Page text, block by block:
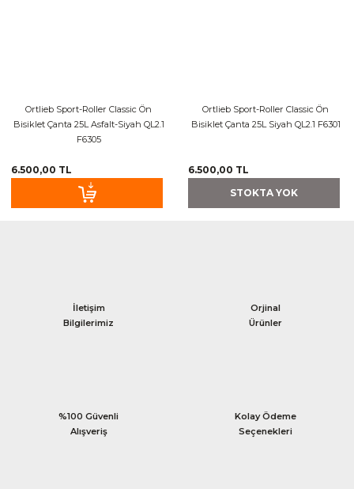
Ortlieb Sport-Roller Classic Ön
Bisiklet Çanta 25L Asfalt-Siyah QL2.1
F6305
6.500,00 TL
Ortlieb Sport-Roller Classic Ön
Bisiklet Çanta 25L Siyah QL2.1 F6301
6.500,00 TL
STOKTA YOK
İletişim
Bilgilerimiz
Orjinal
Ürünler
%100 Güvenli
Alışveriş
Kolay Ödeme
Seçenekleri